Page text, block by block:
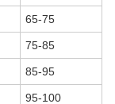
65-75
75-85
85-95
95-100